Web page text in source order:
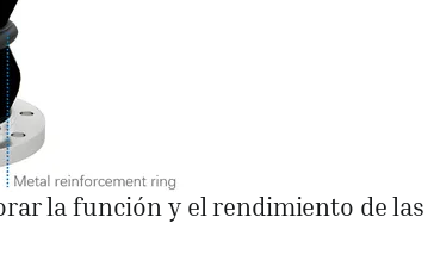
la función y el rendimiento de las